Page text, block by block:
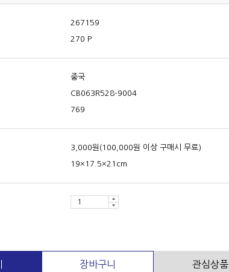
267159
270 P
중국
CB063R528-9004
769
3,000원(100,000원 이상 구매시 무료)
19×17.5×21cm
장바구니 관심상품